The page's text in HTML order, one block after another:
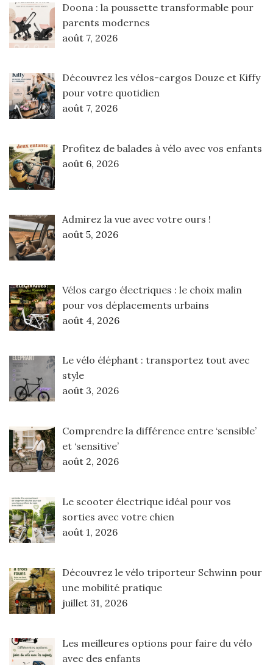
Doona : la poussette transformable pour
parents modernes
août 7, 2026
Découvrez les vélos-cargos Douze et Kiffy
pour votre quotidien
août 7, 2026
Profitez de balades à vélo avec vos enfants
août 6, 2026
Admirez la vue avec votre ours !
août 5, 2026
Vélos cargo électriques : le choix malin
pour vos déplacements urbains
août 4, 2026
Le vélo éléphant : transportez tout avec
style
août 3, 2026
Comprendre la différence entre ‘sensible’
et ‘sensitive’
août 2, 2026
Le scooter électrique idéal pour vos
sorties avec votre chien
août 1, 2026
Découvrez le vélo triporteur Schwinn pour
une mobilité pratique
juillet 31, 2026
Les meilleures options pour faire du vélo
avec des enfants